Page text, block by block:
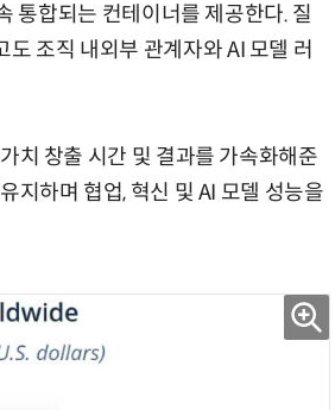
통합되는 컨테이너를 제공한다. 질
조직 내외부 관계자와 AI 모델 러
치 창출 시간 및 결과를 가속화해준
지하며 협업, 혁신 및 AI 모델 성능을